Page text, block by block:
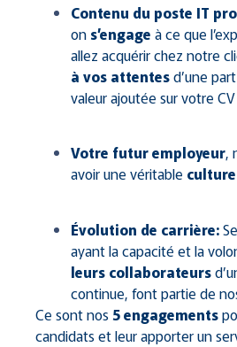
Contenu du poste IT
on s’engage à ce que
allez acquérir chez notre
à vos attentesd’une
valeur ajoutée sur votre CV
Votre futur employeur,
avoir une véritable
Évolution de carrière:
ayant la capacité et la
leurs collaborateurs
continue, font partie de
Ce sont nos 5 engagements
candidats et leur apporter un